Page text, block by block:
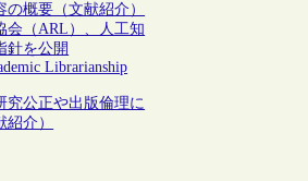
の概要（文献紹介）
会（ARL）、人工知
針を公開
Librarianship
究公正や出版倫理に
介）